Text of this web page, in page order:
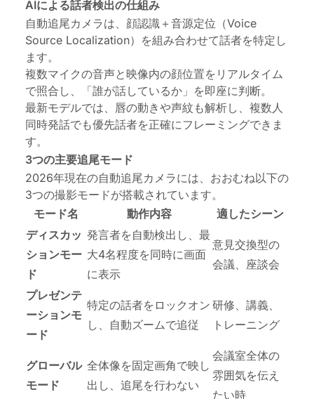
AIによる話者検出の仕組み
自動追尾カメラは、顔認識＋音源定位（Voice
Source Localization）を組み合わせて話者を特定し
ます。
複数マイクの音声と映像内の顔位置をリアルタイム
で照合し、「誰が話しているか」を即座に判断。
最新モデルでは、唇の動きや声紋も解析し、複数人
同時発話でも優先話者を正確にフレーミングできま
す。
3つの主要追尾モード
2026年現在の自動追尾カメラには、おおむね以下の
3つの撮影モードが搭載されています。
モード名
動作内容
適したシーン
ディスカッ
ションモー
ド
発言者を自動検出し、最
大4名程度を同時に画面
に表示
意見交換型の
会議、座談会
プレゼンテ
ーションモ
ード
特定の話者をロックオン
し、自動ズームで追従
研修、講義、
トレーニング
グローバル
モード
全体像を固定画角で映し
出し、追尾を行わない
会議室全体の
雰囲気を伝え
たい時